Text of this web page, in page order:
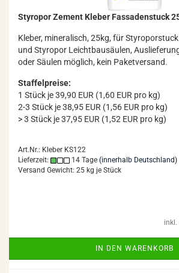
Sty­ro­por Ze­ment Kle­ber Fas­sa­den­stuck
Kle­ber, mi­ne­ra­lisch, 25kg, für
und Sty­ro­por Leicht­bau­säu­len,
oder Säu­len mög­lich, kein Pa­ket­ver­sand.
Staffelpreise:
1 Stück je 39,90 EUR (1,60 EUR pro kg)
2-3 Stück je 38,95 EUR (1,56 EUR pro kg)
> 3 Stück je 37,95 EUR (1,52 EUR pro kg)
Art.Nr.: Kleber KS122
Lieferzeit:
14 Tage (innerhalb Deutschland)
Versand Gewicht: 25 kg je Stück
inkl.
IN DEN WARENKORB